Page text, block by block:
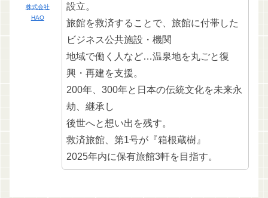
株式会社
HAO
設立。
旅館を救済することで、旅館に付帯した
ビジネス公共施設・機関
地域で働く人など…温泉地を丸ごと復
興・再建を支援。
200年、300年と日本の伝統文化を未来永
劫、継承し
後世へと想い出を残す。
救済旅館、第1号が『箱根蔵樹』
2025年内に保有旅館3軒を目指す。